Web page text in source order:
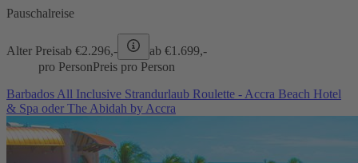
Pauschalreise
Alter Preisab €2.296,- ab €1.699,-
pro PersonPreis pro Person
Barbados All Inclusive Strandurlaub Roulette - Accra Beach Hotel
& Spa oder The Abidah by Accra